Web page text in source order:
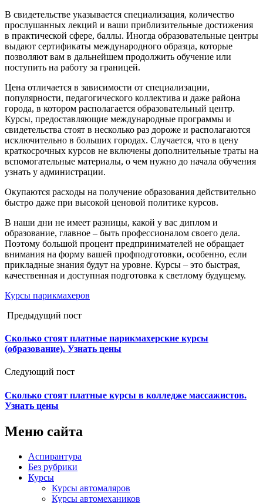
В свидетельстве указывается специализация, количество
прослушанных лекций и ваши приблизительные достижения
в практической сфере, баллы. Иногда образовательные центры
выдают сертификаты международного образца, которые
позволяют вам в дальнейшем продолжить обучение или
поступить на работу за границей.
Цена отличается в зависимости от специализации,
популярности, педагогического коллектива и даже района
города, в котором располагается образовательный центр.
Курсы, предоставляющие международные программы и
свидетельства стоят в несколько раз дороже и располагаются
исключительно в больших городах. Случается, что в цену
краткосрочных курсов не включены дополнительные траты на
вспомогательные материалы, о чем нужно до начала обучения
узнать у администрации.
Окупаются расходы на получение образования действительно
быстро даже при высокой ценовой политике курсов.
В наши дни не имеет разницы, какой у вас диплом и
образование, главное – быть профессионалом своего дела.
Поэтому большой процент предпринимателей не обращает
внимания на форму вашей профподготовки, особенно, если
прикладные знания будут на уровне. Курсы – это быстрая,
качественная и доступная подготовка к светлому будущему.
Курсы парикмахеров
Предыдущий пост
Сколько стоят платные парикмахерские курсы
(образование). Узнать цены
Следующий пост
Сколько стоят платные курсы в колледже массажистов.
Узнать цены
Меню сайта
Аспирантура
Без рубрики
Курсы
Курсы автомаляров
Курсы автомехаников